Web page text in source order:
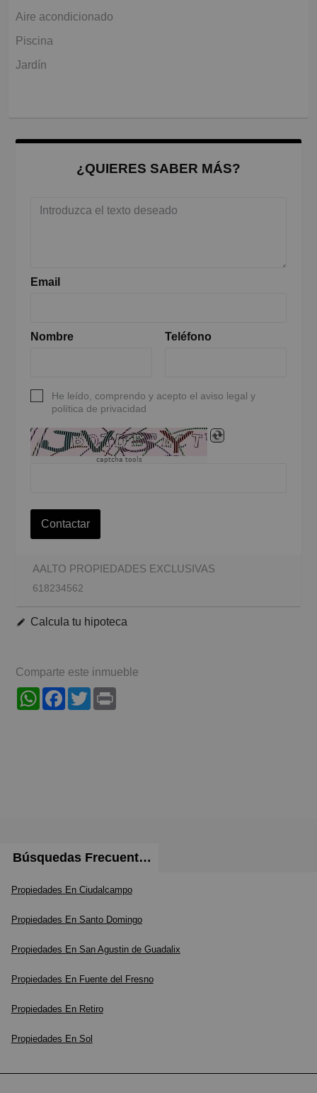
Aire acondicionado
Piscina
Jardín
¿QUIERES SABER MÁS?
Email
Nombre Teléfono
He leído, comprendo y acepto el aviso legal y
política de privacidad
captcha tools
Contactar
AALTO PROPIEDADES EXCLUSIVAS
618234562
Calcula tu hipoteca
Comparte este inmueble
WhatsAppFacebook
Twitter
Búsquedas Frecuentes
Propiedades En Ciudalcampo
Propiedades En Santo Domingo
Propiedades En San Agustin de Guadalix
Propiedades En Fuente del Fresno
Propiedades En Retiro
Propiedades En Sol